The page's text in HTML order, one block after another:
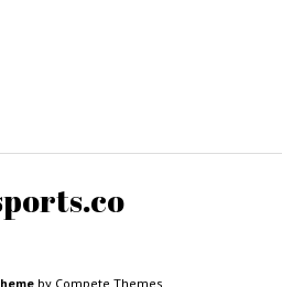
by Compete Themes.